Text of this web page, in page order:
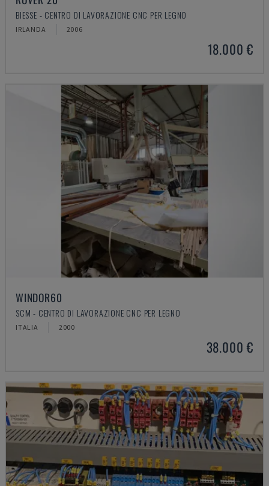
BIESSE - CENTRO DI LAVORAZIONE CNC PER LEGNO
IRLANDA 2006
18.000 €
WINDOR60
SCM - CENTRO DI LAVORAZIONE CNC PER LEGNO
ITALIA 2000
38.000 €